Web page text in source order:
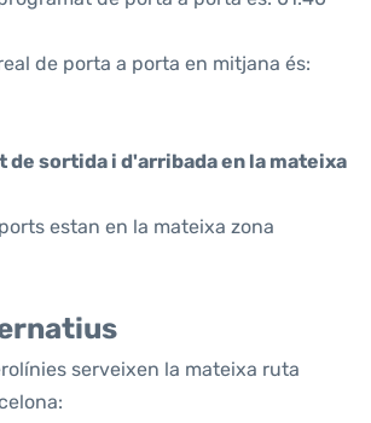
de porta a porta en mitjana és:
de sortida i d'arribada en la mateixa
estan en la mateixa zona
serveixen la mateixa ruta